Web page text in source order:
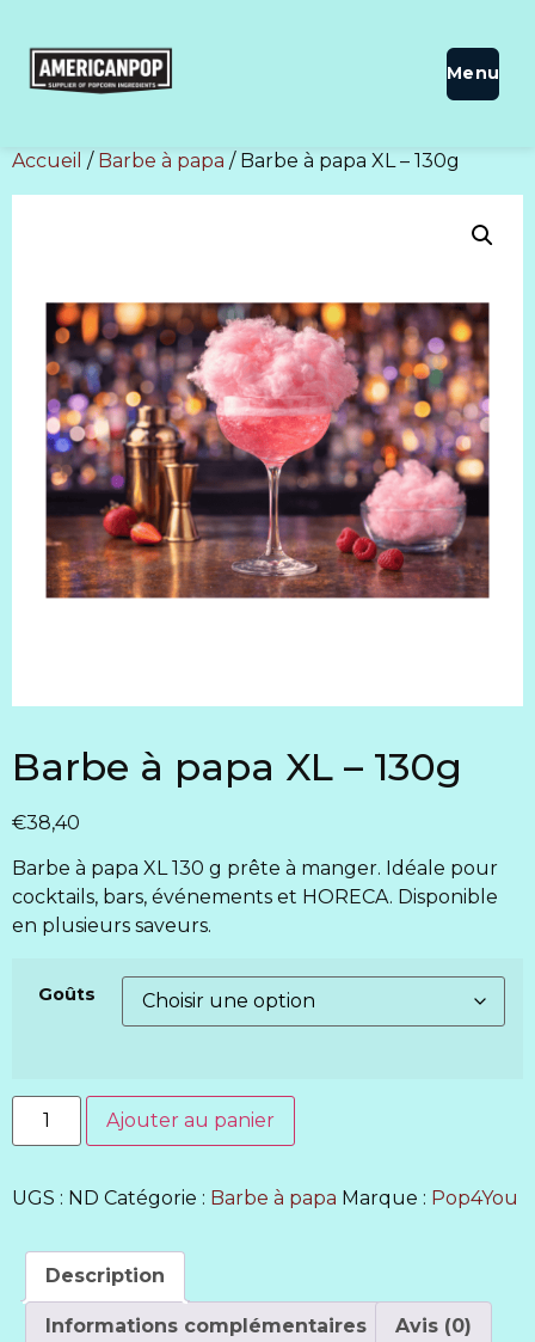
Accueil / Barbe à papa / Barbe à papa XL – 130g
Barbe à papa XL – 130g
€38,40
Barbe à papa XL 130 g prête à manger. Idéale pour
cocktails, bars, événements et HORECA. Disponible
en plusieurs saveurs.
Goûts
Ajouter au panier
UGS : ND Catégorie : Barbe à papa Marque : Pop4You
Description
Informations complémentaires Avis (0)